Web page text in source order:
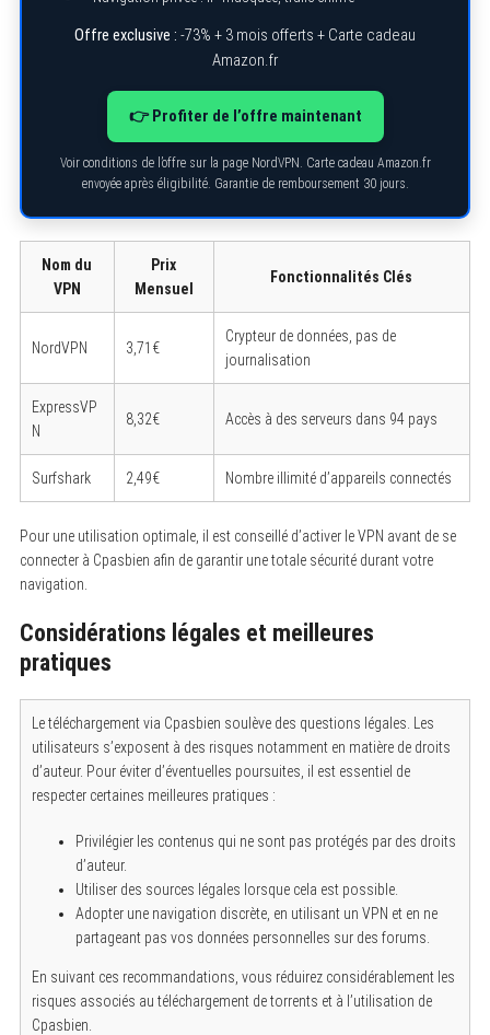
Offre exclusive : -73% + 3 mois offerts + Carte cadeau
Amazon.fr
👉 Profiter de l’offre maintenant
Voir conditions de l’offre sur la page NordVPN. Carte cadeau Amazon.fr
envoyée après éligibilité. Garantie de remboursement 30 jours.
Nom du
VPN
Prix
Mensuel
Fonctionnalités Clés
NordVPN 3,71€
Crypteur de données, pas de
journalisation
ExpressVP
N
8,32€ Accès à des serveurs dans 94 pays
Surfshark 2,49€ Nombre illimité d’appareils connectés
Pour une utilisation optimale, il est conseillé d’activer le VPN avant de se
connecter à Cpasbien afin de garantir une totale sécurité durant votre
navigation.
Considérations légales et meilleures
pratiques
Le téléchargement via Cpasbien soulève des questions légales. Les
utilisateurs s’exposent à des risques notamment en matière de droits
d’auteur. Pour éviter d’éventuelles poursuites, il est essentiel de
respecter certaines meilleures pratiques :
Privilégier les contenus qui ne sont pas protégés par des droits
d’auteur.
Utiliser des sources légales lorsque cela est possible.
Adopter une navigation discrète, en utilisant un VPN et en ne
partageant pas vos données personnelles sur des forums.
En suivant ces recommandations, vous réduirez considérablement les
risques associés au téléchargement de torrents et à l’utilisation de
Cpasbien.
o
r